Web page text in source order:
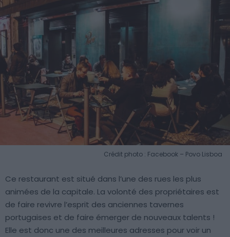
Crédit photo : Facebook – Povo Lisboa
Ce restaurant est situé dans l’une des rues les plus
animées de la capitale. La volonté des propriétaires est
de faire revivre l’esprit des anciennes tavernes
portugaises et de faire émerger de nouveaux talents !
Elle est donc une des meilleures adresses pour voir un